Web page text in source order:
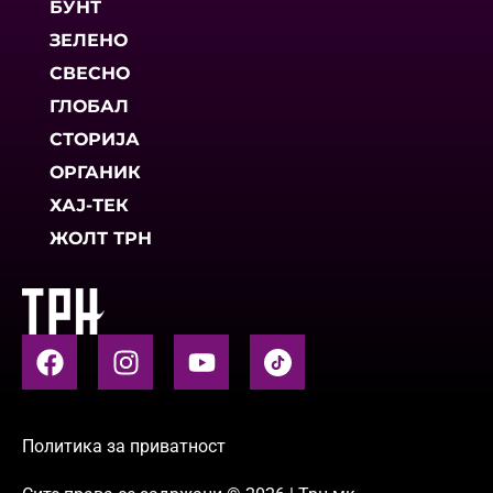
БУНТ
ЗЕЛЕНО
СВЕСНО
ГЛОБАЛ
СТОРИЈА
ОРГАНИК
ХАЈ-ТЕК
ЖОЛТ ТРН
Политика за приватност